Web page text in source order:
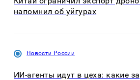
напомнил об уйгурах
Новости России
ИИ-агенты идут в цеха: какие